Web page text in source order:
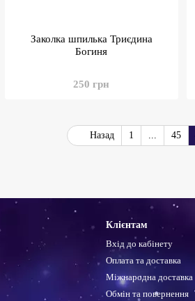
Заколка шпилька Триєдина
Богиня
250 грн
Назад 1 ... 45
Клієнтам
Вхід до кабінету
Оплата та доставка
Міжнародна доставка
Обмін та повернення